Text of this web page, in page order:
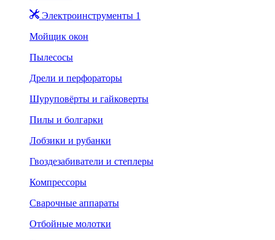
Электроинструменты 1
Мойщик окон
Пылесосы
Дрели и перфораторы
Шуруповёрты и гайковерты
Пилы и болгарки
Лобзики и рубанки
Гвоздезабиватели и степлеры
Компрессоры
Сварочные аппараты
Отбойные молотки